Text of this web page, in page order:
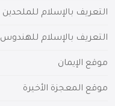
التعريف بالإسلام للملحدين
التعريف بالإسلام للهندوس
موقع الإيمان
موقع المعجزة الأخيرة